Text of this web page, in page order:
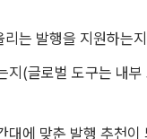
는 발행을 지원하는지
(글로벌 도구는 내부
에 맞춘 발행 추천이